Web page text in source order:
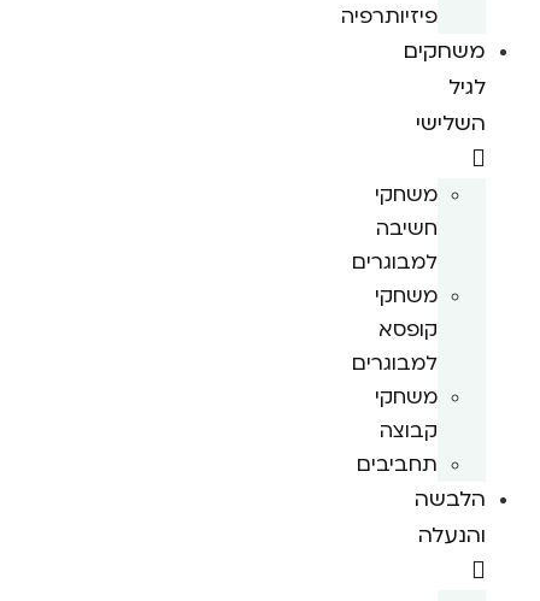
פיזיותרפיה
משחקים
לגיל
השלישי
משחקי
חשיבה
למבוגרים
משחקי
קופסא
למבוגרים
משחקי
קבוצה
תחביבים
הלבשה
והנעלה